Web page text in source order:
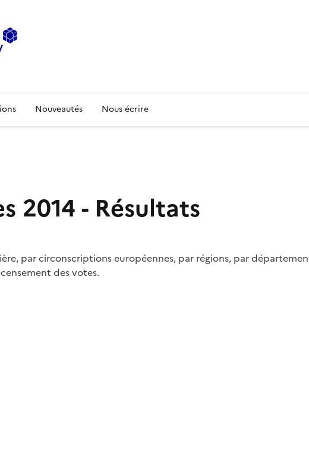
Nouveautés Nous écrire
2014 - Résultats
par circonscriptions européennes, par régions, par
des votes.